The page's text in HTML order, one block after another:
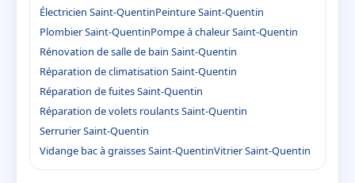
Électricien Saint-QuentinPeinture Saint-Quentin
Plombier Saint-QuentinPompe à chaleur Saint-Quentin
Rénovation de salle de bain Saint-Quentin
Réparation de climatisation Saint-Quentin
Réparation de fuites Saint-Quentin
Réparation de volets roulants Saint-Quentin
Serrurier Saint-Quentin
Vidange bac à graisses Saint-QuentinVitrier Saint-Quentin